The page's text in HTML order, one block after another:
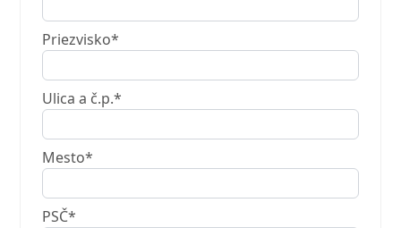
Priezvisko*
Ulica a č.p.*
Mesto*
PSČ*